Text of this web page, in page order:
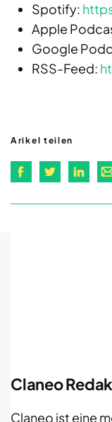
Spotify:
Apple
Google
RSS-Feed:
Arikel teilen
Claneo
Claneo ist eine